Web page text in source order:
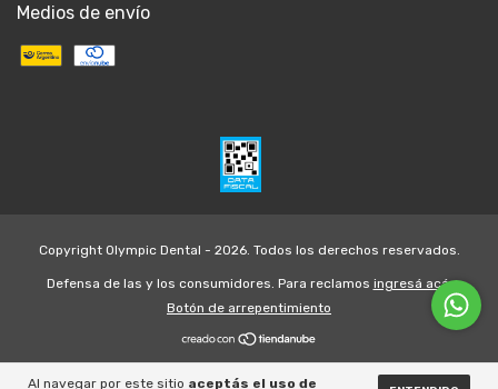
Al navegar por este sitio aceptás el uso de
Medios de envío
Copyright Olympic Dental - 2026. Todos los derechos reservados.
Defensa de las y los consumidores. Para reclamos ingresá acá.
Botón de arrepentimiento